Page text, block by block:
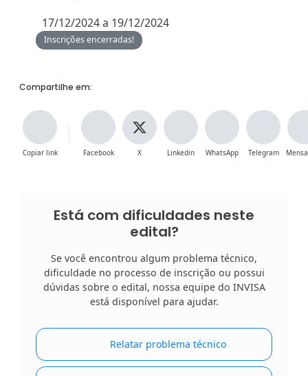
17/12/2024 a 19/12/2024
Inscrições encerradas!
Compartilhe em:
Copiar link Facebook X Linkedin WhatsApp Telegram
Está com dificuldades neste
edital?
Se você encontrou algum problema técnico,
dificuldade no processo de inscrição ou possui
dúvidas sobre o edital, nossa equipe do INVISA
está disponível para ajudar.
Relatar problema técnico